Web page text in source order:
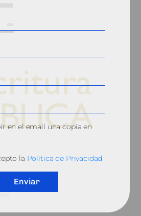
Consejo General del Notariado
en el email una copia en
la Política de Privacidad
Enviar